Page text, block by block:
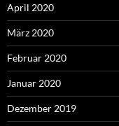
April 2020
März 2020
Februar 2020
Januar 2020
Dezember 2019